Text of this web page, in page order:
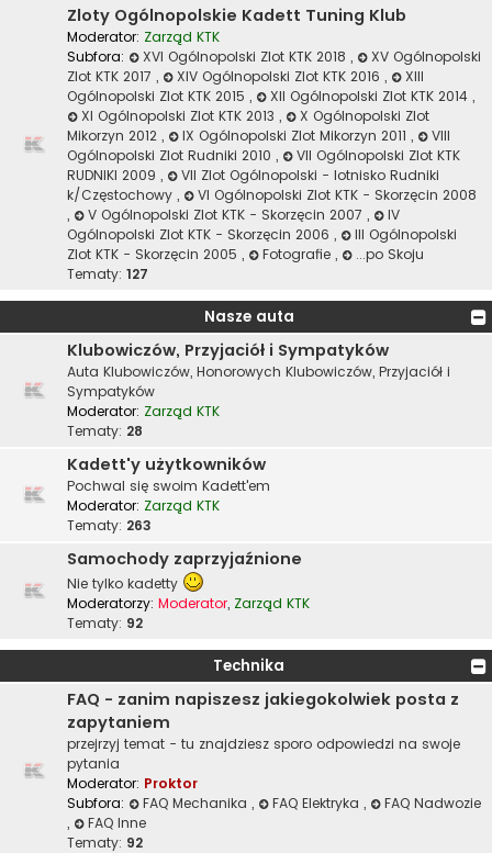
Zloty Ogólnopolskie Kadett Tuning Klub
Moderator: Zarząd KTK
Subfora:
XVI Ogólnopolski Zlot KTK 2018 ,
XV Ogólnopolski
Zlot KTK 2017 , XIV Ogólnopolski Zlot KTK 2016 ,
XIII
Ogólnopolski Zlot KTK 2015 , XII Ogólnopolski Zlot KTK 2014 ,
XI Ogólnopolski Zlot KTK 2013 ,
X Ogólnopolski Zlot
Mikorzyn 2012 , IX Ogólnopolski Zlot Mikorzyn 2011 ,
VIII
Ogólnopolski Zlot Rudniki 2010 ,
VII Ogólnopolski Zlot KTK
RUDNIKI 2009 ,
VII Zlot Ogólnopolski - lotnisko Rudniki
k/Częstochowy ,
VI Ogólnopolski Zlot KTK - Skorzęcin 2008
,
V Ogólnopolski Zlot KTK - Skorzęcin 2007 ,
IV
Ogólnopolski Zlot KTK - Skorzęcin 2006 ,
III Ogólnopolski
Zlot KTK - Skorzęcin 2005 , Fotografie ,
...po Skoju
Tematy: 127
Nasze auta
Klubowiczów, Przyjaciół i Sympatyków
Auta Klubowiczów, Honorowych Klubowiczów, Przyjaciół i
Sympatyków
Moderator: Zarząd KTK
Tematy: 28
Kadett'y użytkowników
Pochwal się swoim Kadett'em
Moderator: Zarząd KTK
Tematy: 263
Samochody zaprzyjaźnione
Nie tylko kadetty
Moderatorzy: Moderator, Zarząd KTK
Tematy: 92
Technika
FAQ - zanim napiszesz jakiegokolwiek posta z
zapytaniem
przejrzyj temat - tu znajdziesz sporo odpowiedzi na swoje
pytania
Moderator: Proktor
Subfora:
FAQ Mechanika , FAQ Elektryka ,
FAQ Nadwozie
,
FAQ Inne
Tematy: 92